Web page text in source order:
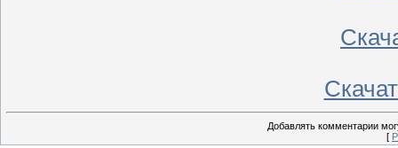
Добавлять комментарии
[